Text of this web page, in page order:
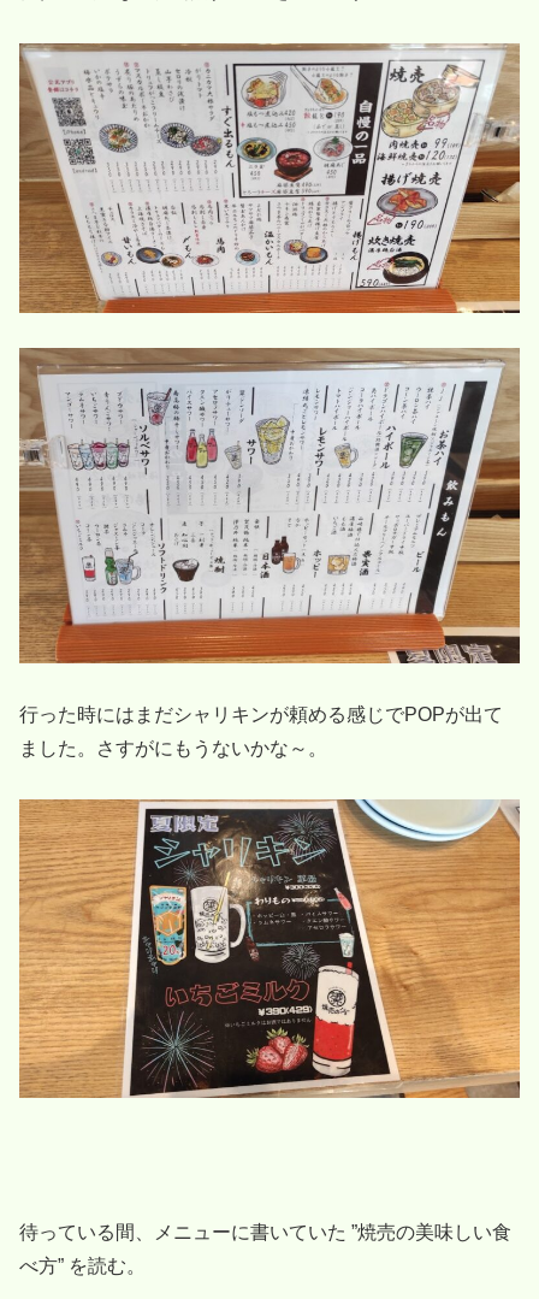
行った時にはまだシャリキンが頼める感じでPOPが出て
ました。さすがにもうないかな～。
待っている間、メニューに書いていた ”焼売の美味しい食
べ方” を読む。